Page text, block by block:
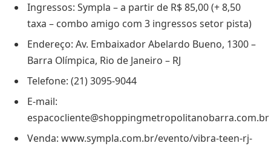
Ingressos: Sympla – a partir de R$ 85,00 (+ 8,50
taxa – combo amigo com 3 ingressos setor pista)
Endereço: Av. Embaixador Abelardo Bueno, 1300 –
Barra Olímpica, Rio de Janeiro – RJ
Telefone: (21) 3095-9044
E-mail:
espacocliente@shoppingmetropolitanobarra.com.br
Venda: www.sympla.com.br/evento/vibra-teen-rj-